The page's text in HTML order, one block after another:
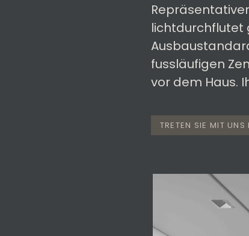
lichtdurchflutet
fussläufigen
vor dem Haus.
TRETEN SIE MIT